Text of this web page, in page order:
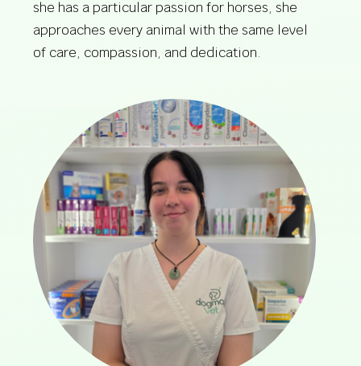
she has a particular passion for horses, she
approaches every animal with the same level
of care, compassion, and dedication.